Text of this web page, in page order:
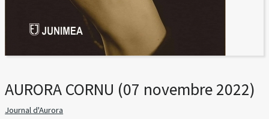
AURORA CORNU (07 novembre 2022)
Journal d'Aurora